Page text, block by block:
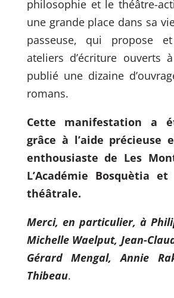
philosophie et le théâtre-
une grande place dans sa
passeuse, qui propose
ateliers d’écriture ouverts
publié une dizaine
romans.
Cette manifestation a
grâce à l’aide précieuse
enthousiaste de Les
L’Académie Bosquètia
théâtrale.
Merci, en particulier, à
Michelle Waelput, Jean-
Gérard Mengal, Annie
Thibeau.